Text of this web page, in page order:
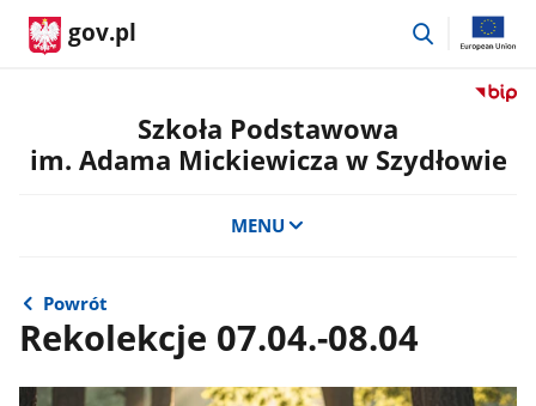
gov.pl
przejdź
Przejdź
Szkoła Podstawowa
im. Adama Mickiewicza w Szydłowie
MENU
Powrót
Rekolekcje 07.04.-08.04